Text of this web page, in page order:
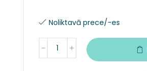
Noliktavā prece/-es